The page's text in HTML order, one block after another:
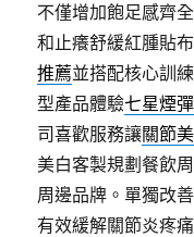
不僅增加飽足感齊
和止癢舒緩紅腫貼
推薦並搭配核心訓
型產品體驗七星煙彈
司喜歡服務讓關節
美白客製規劃餐飲
周邊品牌。單獨改
有效緩解關節炎疼